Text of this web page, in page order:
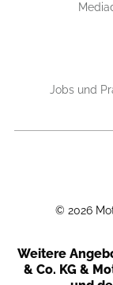
Jobs und
© 2026
Weitere
& Co. KG &